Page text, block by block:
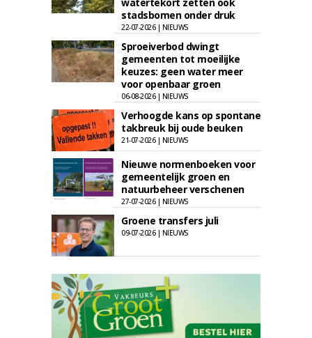
stadsbomen onder druk
22-07-2026 | NIEUWS
Sproeiverbod dwingt
gemeenten tot moeilijke
keuzes: geen water meer
voor openbaar groen
06-08-2026 | NIEUWS
Verhoogde kans op spontane
takbreuk bij oude beuken
21-07-2026 | NIEUWS
Nieuwe normenboeken voor
gemeentelijk groen en
natuurbeheer verschenen
27-07-2026 | NIEUWS
Groene transfers juli
09-07-2026 | NIEUWS